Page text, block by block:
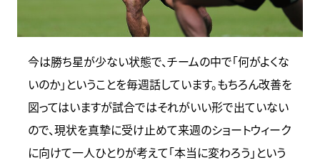
今は勝ち星が少ない状態で、チームの中で「何がよくな
いのか」ということを毎週話しています。もちろん改善を
図ってはいますが試合ではそれがいい形で出ていない
ので、現状を真摯に受け止めて来週のショートウィーク
に向けて一人ひとりが考えて「本当に変わろう」という